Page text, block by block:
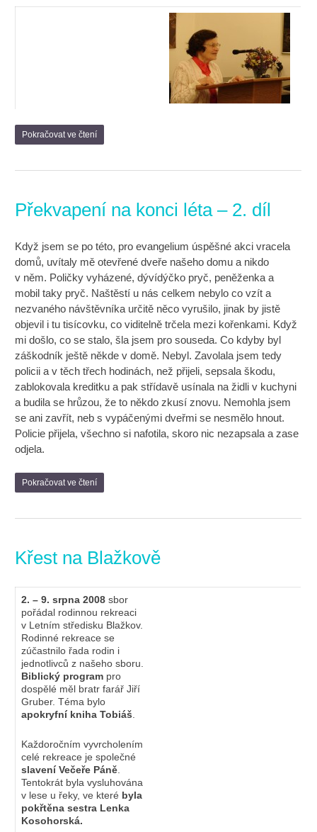
Pokračovat ve čtení
Překvapení na konci léta – 2. díl
Když jsem se po této, pro evangelium úspěšné akci vracela
domů, uvítaly mě otevřené dveře našeho domu a nikdo
v něm. Poličky vyházené, dývídýčko pryč, peněženka a
mobil taky pryč. Naštěstí u nás celkem nebylo co vzít a
nezvaného návštěvníka určitě něco vyrušilo, jinak by jistě
objevil i tu tisícovku, co viditelně trčela mezi kořenkami. Když
mi došlo, co se stalo, šla jsem pro souseda. Co kdyby byl
záškodník ještě někde v domě. Nebyl. Zavolala jsem tedy
policii a v těch třech hodinách, než přijeli, sepsala škodu,
zablokovala kreditku a pak střídavě usínala na židli v kuchyni
a budila se hrůzou, že to někdo zkusí znovu. Nemohla jsem
se ani zavřít, neb s vypáčenými dveřmi se nesmělo hnout.
Policie přijela, všechno si nafotila, skoro nic nezapsala a zase
odjela.
Pokračovat ve čtení
Křest na Blažkově
2. – 9. srpna 2008 sbor
pořádal rodinnou rekreaci
v Letním středisku Blažkov.
Rodinné rekreace se
zúčastnilo řada rodin i
jednotlivců z našeho sboru.
Biblický program pro
dospělé měl bratr farář Jiří
Gruber. Téma bylo
apokryfní kniha Tobiáš
Každoročním vyvrcholením
celé rekreace je společné
slavení Večeře Páně
Tentokrát byla vysluhována
v lese u řeky, ve které byla
pokřtěna sestra Lenka
Kosohorská.